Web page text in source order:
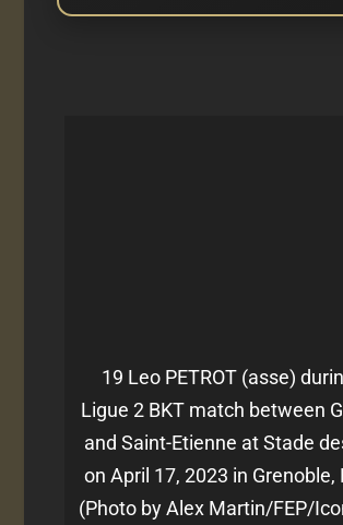
19 Leo PETROT (asse)
Ligue 2 BKT match between
and Saint-Etienne at Stade
on April 17, 2023 in Grenoble,
(Photo by Alex Martin/FEP/